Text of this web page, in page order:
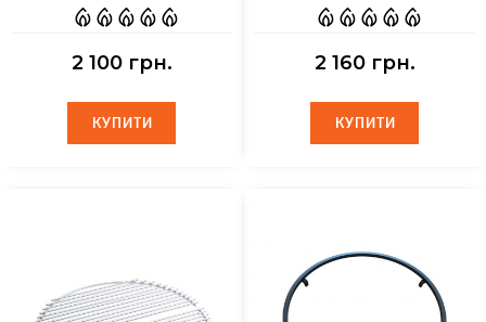
2 100 грн.
КУПИТИ
КУПИТИ
2 160 грн.
КУПИТИ
КУПИТИ